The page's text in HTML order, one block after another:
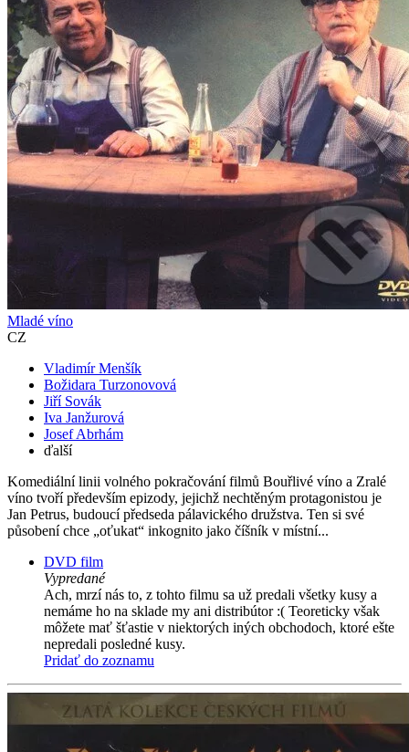
Mladé víno
CZ
Vladimír Menšík
Božidara Turzonovová
Jiří Sovák
Iva Janžurová
Josef Abrhám
ďalší
Komediální linii volného pokračování filmů Bouřlivé víno a Zralé
víno tvoří především epizody, jejichž nechtěným protagonistou je
Jan Petrus, budoucí předseda pálavického družstva. Ten si své
působení chce „oťukat“ inkognito jako číšník v místní...
DVD film
Vypredané
Ach, mrzí nás to, z tohto filmu sa už predali všetky kusy a
nemáme ho na sklade my ani distribútor :( Teoreticky však
môžete mať šťastie v niektorých iných obchodoch, ktoré ešte
nepredali posledné kusy.
Pridať do zoznamu